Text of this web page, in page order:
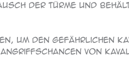
der Türme und
um den gefährlichen
von